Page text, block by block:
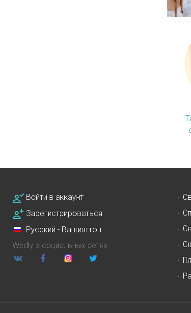
Войти в аккаунт
Зарегистрироваться
Русский - Вашингтон
Wedly в социальных сетях